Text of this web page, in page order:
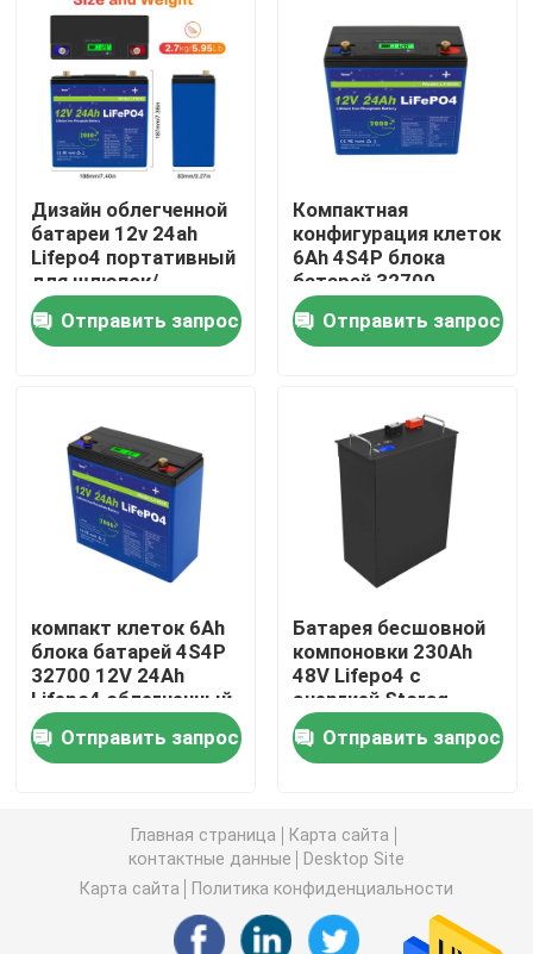
Экскурсия по заводу
Контроль качества
Свяжитесь с нами
Новости
Запросите цитату
батарея 12V LiFePO4
батарея 24V Lifepo4
батарея 48v Lifepo4
электростанция лития портативная
Lifepo4 батарея Powerwall
Батарея ИБП Lifepo4
Дизайн облегченной
батареи 12v 24ah
Lifepo4 портативный
для шлюпок/
тележек гольфа
Отправить запрос
Компактная
конфигурация клеток
6Ah 4S4P блока
батарей 32700
фосфорнокислого
железа лития 12V
24Ah
Отправить запрос
компакт клеток 6Ah
блока батарей 4S4P
32700 12V 24Ah
Lifepo4 облегченный
Отправить запрос
Батарея бесшовной
компоновки 230Ah
48V Lifepo4 с
энергией Storag
солнечных/энергии
ветраОтправить запрос
Главная страница
Карта сайта
контактные данные
Desktop Site
Карта сайта
Политика конфиденциальности